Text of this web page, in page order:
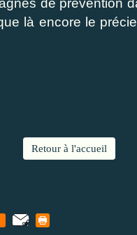
de prévention
là encore le
Retour à l'accueil